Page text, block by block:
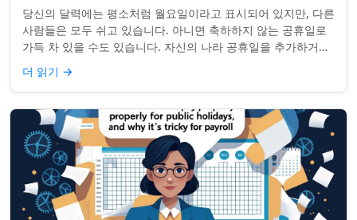
당신의 달력에는 평소처럼 월요일이라고 표시되어 있지만, 다른
사람들은 모두 쉬고 있습니다. 아니면 축하하지 않는 공휴일로
가득 차 있을 수도 있습니다. 자신의 나라 공휴일을 추가하거나
원하지 않는 공휴일을 정리하려는...
더 읽기 →